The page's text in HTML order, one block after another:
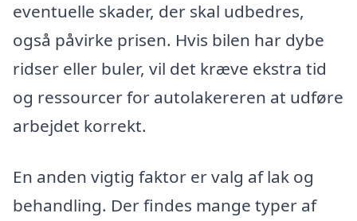
eventuelle skader, der skal udbedres,
også påvirke prisen. Hvis bilen har dybe
ridser eller buler, vil det kræve ekstra tid
og ressourcer for autolakereren at udføre
arbejdet korrekt.
En anden vigtig faktor er valg af lak og
behandling. Der findes mange typer af